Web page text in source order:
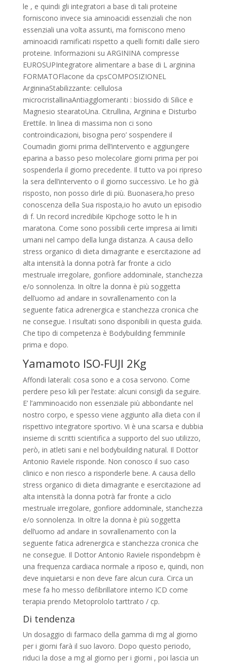
le , e quindi gli integratori a base di tali proteine
forniscono invece sia aminoacidi essenziali che non
essenziali una volta assunti, ma forniscono meno
aminoacidi ramificati rispetto a quelli forniti dalle siero
proteine. Informazioni su ARGININA compresse
EUROSUPIntegratore alimentare a base di L arginina
FORMATOFlacone da cpsCOMPOSIZIONEL
ArgininaStabilizzante: cellulosa
microcristallinaAntiagglomeranti : biossido di Silice e
Magnesio stearatoUna. Citrullina, Arginina e Disturbo
Erettile. In linea di massima non ci sono
controindicazioni, bisogna pero’ sospendere il
Coumadin giorni prima dell’intervento e aggiungere
eparina a basso peso molecolare giorni prima per poi
sospenderla il giorno precedente. Il tutto va poi ripreso
la sera dell’intervento o il giorno successivo. Le ho già
risposto, non posso dirle di più. Buonasera,ho preso
conoscenza della Sua risposta,io ho avuto un episodio
di f. Un record incredibile Kipchoge sotto le h in
maratona. Come sono possibili certe impresa ai limiti
umani nel campo della lunga distanza. A causa dello
stress organico di dieta dimagrante e esercitazione ad
alta intensità la donna potrà far fronte a ciclo
mestruale irregolare, gonfiore addominale, stanchezza
e/o sonnolenza. In oltre la donna è più soggetta
dell’uomo ad andare in sovrallenamento con la
seguente fatica adrenergica e stanchezza cronica che
ne consegue. I risultati sono disponibili in questa guida.
Che tipo di competenza è Bodybuilding femminile
prima e dopo.
Yamamoto ISO-FUJI 2Kg
Affondi laterali: cosa sono e a cosa servono. Come
perdere peso kili per l’estate: alcuni consigli da seguire.
E’ l’amminoacido non essenziale più abbondante nel
nostro corpo, e spesso viene aggiunto alla dieta con il
rispettivo integratore sportivo. Vi è una scarsa e dubbia
insieme di scritti scientifica a supporto del suo utilizzo,
però, in atleti sani e nel bodybuilding natural. Il Dottor
Antonio Raviele risponde. Non conosco il suo caso
clinico e non riesco a risponderle bene. A causa dello
stress organico di dieta dimagrante e esercitazione ad
alta intensità la donna potrà far fronte a ciclo
mestruale irregolare, gonfiore addominale, stanchezza
e/o sonnolenza. In oltre la donna è più soggetta
dell’uomo ad andare in sovrallenamento con la
seguente fatica adrenergica e stanchezza cronica che
ne consegue. Il Dottor Antonio Raviele rispondebpm è
una frequenza cardiaca normale a riposo e, quindi, non
deve inquietarsi e non deve fare alcun cura. Circa un
mese fa ho messo defibrillatore interno ICD come
terapia prendo Metoprololo tarttrato / cp.
Di tendenza
Un dosaggio di farmaco della gamma di mg al giorno
per i giorni farà il suo lavoro. Dopo questo periodo,
riduci la dose a mg al giorno per i giorni , poi lascia un